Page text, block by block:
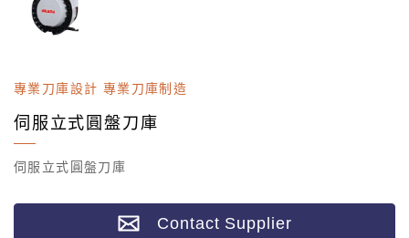
專業刀庫設計 專業刀庫制造
伺服立式圓盤刀庫
伺服立式圓盤刀庫
Contact Supplier